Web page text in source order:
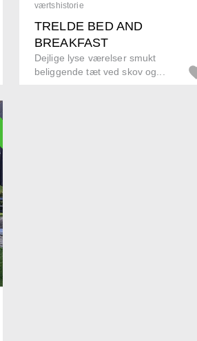
værtshistorie
TRELDE BED AND
BREAKFAST
Dejlige lyse værelser smukt
beliggende tæt ved skov og...